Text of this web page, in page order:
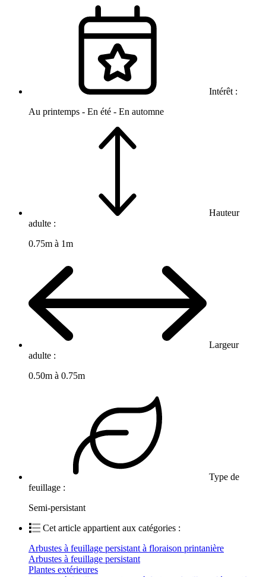
Intérêt :
Au printemps - En été - En automne
Hauteur
adulte :
0.75m à 1m
Largeur
adulte :
0.50m à 0.75m
Type de
feuillage :
Semi-persistant
Cet article appartient aux catégories :
Arbustes à feuillage persistant à floraison printanière
Arbustes à feuillage persistant
Plantes extérieures